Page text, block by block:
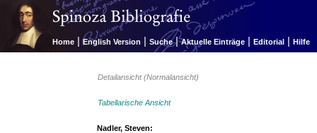
Home | English Version | Suche | Aktuelle Einträge | Editorial | Hilfe
Detailansicht (Normalansicht)
Tabellarische Ansicht
Nadler, Steven: